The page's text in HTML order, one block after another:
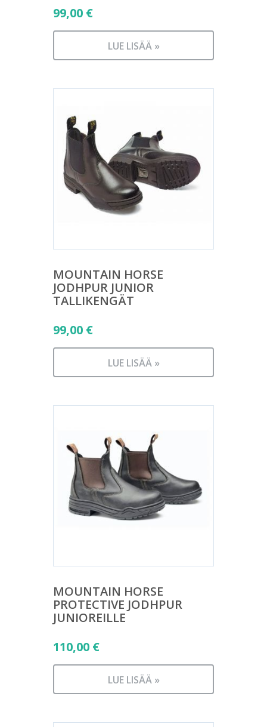
99,00 €
LUE LISÄÄ »
MOUNTAIN HORSE
JODHPUR JUNIOR
TALLIKENGÄT
99,00 €
LUE LISÄÄ »
MOUNTAIN HORSE
PROTECTIVE JODHPUR
JUNIOREILLE
110,00 €
LUE LISÄÄ »